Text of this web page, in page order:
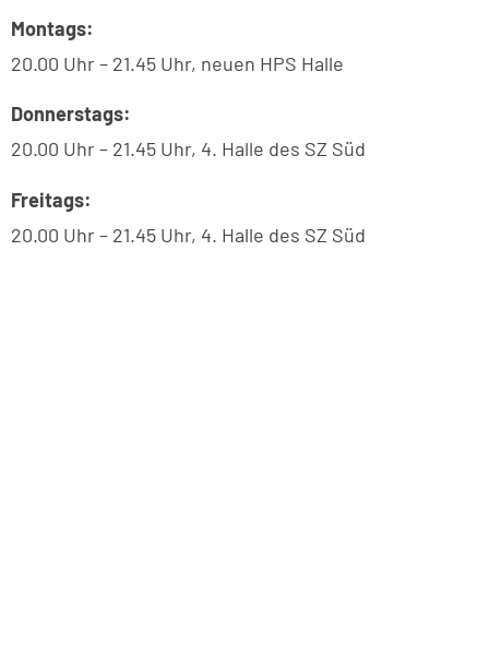
Montags:
20.00 Uhr – 21.45 Uhr, neuen HPS Halle
Donnerstags:
20.00 Uhr – 21.45 Uhr, 4. Halle des SZ Süd
Freitags:
20.00 Uhr – 21.45 Uhr, 4. Halle des SZ Süd